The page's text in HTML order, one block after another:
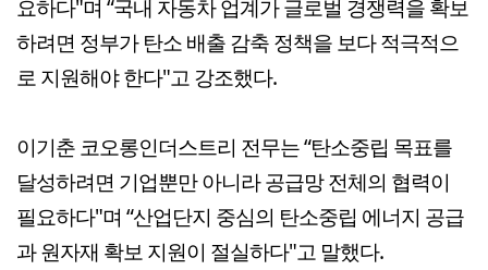
요하다"며 “국내 자동차 업계가 글로벌 경쟁력을 확보
하려면 정부가 탄소 배출 감축 정책을 보다 적극적으
로 지원해야 한다"고 강조했다.
이기춘 코오롱인더스트리 전무는 “탄소중립 목표를
달성하려면 기업뿐만 아니라 공급망 전체의 협력이
필요하다"며 “산업단지 중심의 탄소중립 에너지 공급
과 원자재 확보 지원이 절실하다"고 말했다.